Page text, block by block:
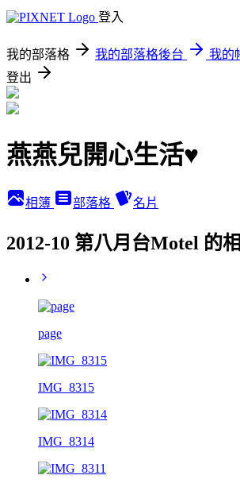
登入
我的部落格 我的部落格後台
我的
登出
燕燕兒開心生活♥
相簿 部落格 名片
2012-10 第八月台Motel 的
page
IMG_8315
IMG_8314